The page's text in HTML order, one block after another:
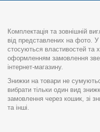
Комплектація та зовнішній
від представлених на фото.
стосуються властивостей та
оформленням замовлення
інтернет-магазину.
Знижки на товари не
вибрати тільки один вид
замовлення через кошик, зі
та інші.